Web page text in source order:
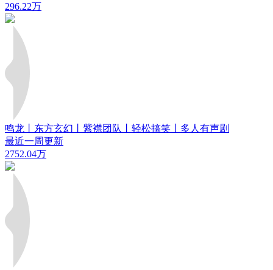
296.22万
鸣龙丨东方玄幻丨紫襟团队丨轻松搞笑丨多人有声剧
最近一周更新
2752.04万